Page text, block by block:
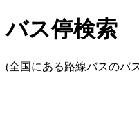
バス停検索
(全国にある路線バスのバ